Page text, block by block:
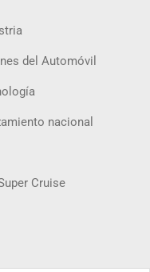
del Automóvil
nacional
Cruise